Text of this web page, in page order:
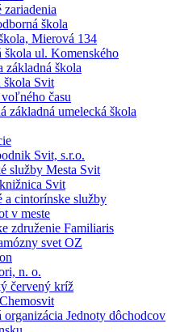
zariadenia
škola
Mierová 134
škola ul. Komenského
základná škola
škola Svit
času
základná umelecká škola
Svit, s.r.o.
služby Mesta Svit
Svit
a cintorínske služby
v meste
združenie Familiaris
svet OZ
n. o.
červený kríž
organizácia Jednoty dôchodcov